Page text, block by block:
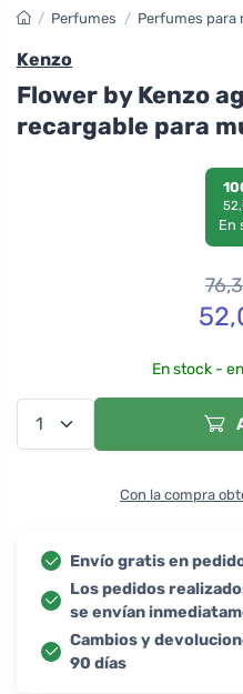
/ Perfumes / Perfumes para
Kenzo
Flower by Kenzo
recargable para
En
En stock -
Con la compra
Envío gratis en
Los pedidos
se envían
Cambios y
90 días